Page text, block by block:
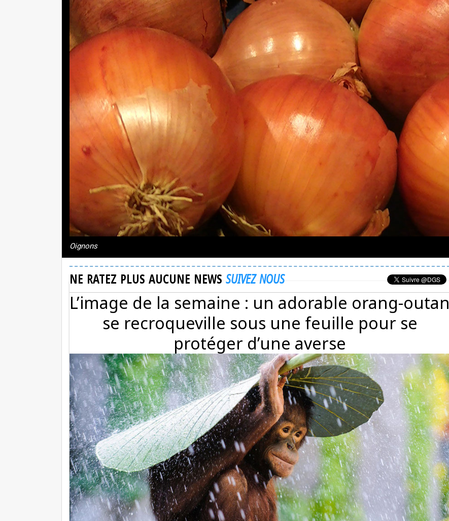
Oignons
NE RATEZ PLUS AUCUNE NEWS SUIVEZ NOUS
L’image de la semaine : un adorable orang-outan
se recroqueville sous une feuille pour se
protéger d’une averse